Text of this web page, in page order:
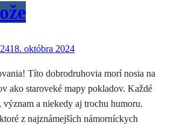
18. októbra 2024
Títo dobrodruhovia morí nosia na
ako staroveké mapy pokladov. Každé
význam a niekedy aj trochu humoru.
z najznámejších námorníckych